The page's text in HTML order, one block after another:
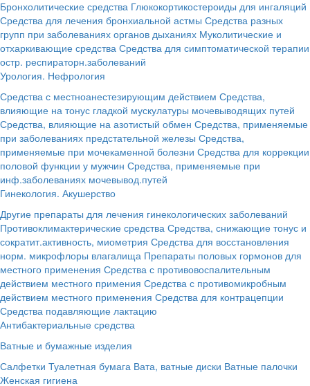
Бронхолитические средства Глюкокортикостероиды для ингаляций
Средства для лечения бронхиальной астмы Средства разных
групп при заболеваниях органов дыханиях Муколитические и
отхаркивающие средства Средства для симптоматической терапии
остр. респираторн.заболеваний
Урология. Нефрология
Средства с местноанестезирующим действием Средства,
влияющие на тонус гладкой мускулатуры мочевыводящих путей
Средства, влияющие на азотистый обмен Средства, применяемые
при заболеваниях предстательной железы Средства,
применяемые при мочекаменной болезни Средства для коррекции
половой функции у мужчин Средства, применяемые при
инф.заболеваниях мочевывод.путей
Гинекология. Акушерство
Другие препараты для лечения гинекологических заболеваний
Противоклимактерические средства Средства, снижающие тонус и
сократит.активность, миометрия Средства для восстановления
норм. микрофлоры влагалища Препараты половых гормонов для
местного применения Средства с противовоспалительным
действием местного примения Средства с противомикробным
действием местного применения Средства для контрацепции
Средства подавляющие лактацию
Антибактериальные средства
Ватные и бумажные изделия
Салфетки Туалетная бумага Вата, ватные диски Ватные палочки
Женская гигиена